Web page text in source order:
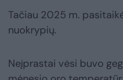
Tačiau 2025 m.
nuokrypių.
Neįprastai vėsi buvo